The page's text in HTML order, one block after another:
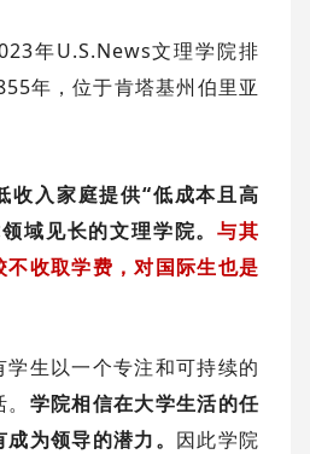
年U.S.News文理学院排
年，位于肯塔基州伯里亚
收入家庭提供“低成本且高
域见长的文理学院。与其
收取学费，对国际生也是
生以一个专注和可持续的
学院相信在大学生活的任
为领导的潜力。 因此学院